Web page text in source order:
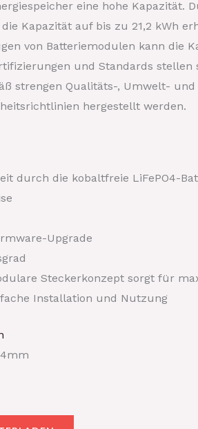
eine hohe Kapazität.
Kapazität auf bis zu 21,2 kWh
von Batteriemodulen kann die
und Standards stellen
strengen Qualitäts-, Umwelt- und
hergestellt werden.
durch die kobaltfreie LiFePO4-
Upgrade
Steckerkonzept sorgt für
Installation und Nutzung